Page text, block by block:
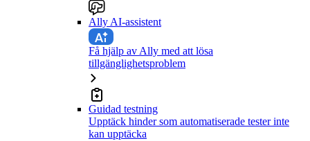
Ally AI-assistent
Få hjälp av Ally med att lösa
tillgänglighetsproblem
Guidad testning
Upptäck hinder som automatiserade tester inte
kan upptäcka